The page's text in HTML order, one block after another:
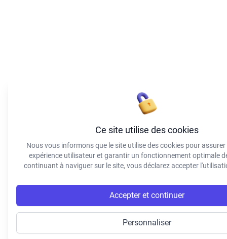
Ce site utilise des cookies
Nous vous informons que le site utilise des cookies pour assurer
expérience utilisateur et garantir un fonctionnement optimale
continuant à naviguer sur le site, vous déclarez accepter
Accepter et continuer
Personnaliser